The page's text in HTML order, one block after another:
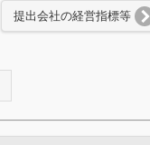
提出会社の経営指標等